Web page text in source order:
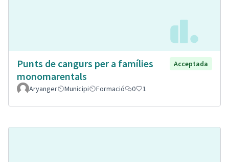
Punts de cangurs per a famílies
monomarentals
Acceptada
Aryanger Municipi Formació 0 1